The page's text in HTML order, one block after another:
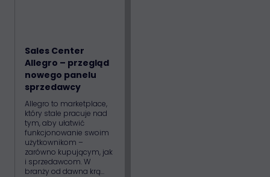
Sales Center
Allegro – przegląd
nowego panelu
sprzedawcy
Allegro to marketplace,
który stale pracuje nad
tym, aby ułatwić
funkcjonowanie swoim
użytkownikom –
zarówno kupującym, jak
i sprzedawcom. W
branży od dawna krą...